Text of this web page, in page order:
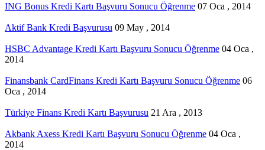
ING Bonus Kredi Kartı Başvuru Sonucu Öğrenme 07 Oca , 2014
Aktif Bank Kredi Başvurusu 09 May , 2014
HSBC Advantage Kredi Kartı Başvuru Sonucu Öğrenme 04 Oca ,
2014
Finansbank CardFinans Kredi Kartı Başvuru Sonucu Öğrenme 06
Oca , 2014
Türkiye Finans Kredi Kartı Başvurusu 21 Ara , 2013
Akbank Axess Kredi Kartı Başvuru Sonucu Öğrenme 04 Oca ,
2014